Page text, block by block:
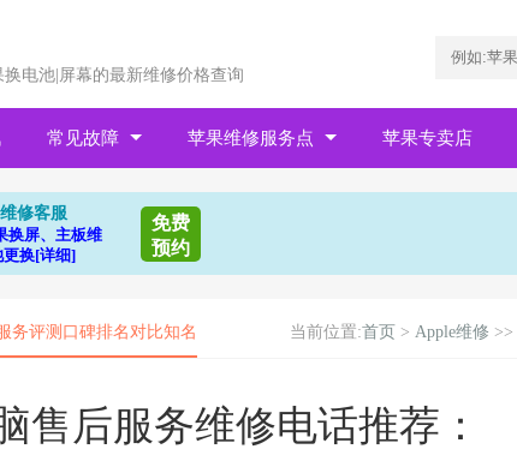
电池|屏幕的最新维修价格查询
常见故障 苹果维修服务点 苹果专卖店
维修客服
换屏、主板维
换[详细]
免费
预约
务评测口碑排名对比知名 当前位置:首页 > Apple维修 >>
售后服务维修电话推荐：